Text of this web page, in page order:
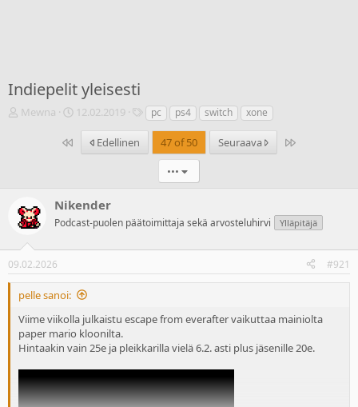
Indiepelit yleisesti
V
e
t
u
n
a
l
o
i
t
t
a
j
a
Mewna
A
p
ä
v
m
ä
r
ä
12.02.2019
T
n
e
pc ps4 switch xone
Ensimmäinen
Edellinen 47 of 50 Seuraava Last
•••
Nikender
Podcast-puolen päätoimittaja sekä arvosteluhirvi Ylläpitäjä
09.02.2026 #921
pelle sanoi:
Viime viikolla julkaistu escape from everafter vaikuttaa mainiolta
paper mario kloonilta.
Hintaakin vain 25e ja pleikkarilla vielä 6.2. asti plus jäsenille 20e.